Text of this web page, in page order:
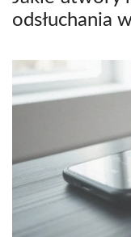
odsłuchania